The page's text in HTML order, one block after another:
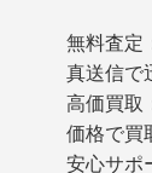
無料査定
真送信で
高価買取
価格で買
安心サポ